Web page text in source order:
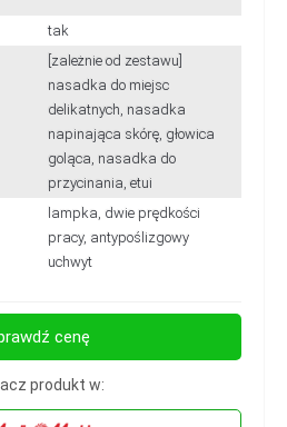
tak
[zależnie od zestawu]
nasadka do miejsc
delikatnych, nasadka
napinająca skórę, głowica
goląca, nasadka do
przycinania, etui
lampka, dwie prędkości
pracy, antypoślizgowy
uchwyt
cenę
produkt w: